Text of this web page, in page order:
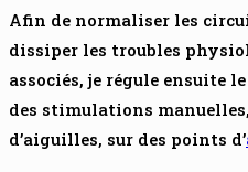
Afin de normaliser les
dissiper les troubles
associés, je régule ensuite
des stimulations
d’aiguilles, sur des points d’